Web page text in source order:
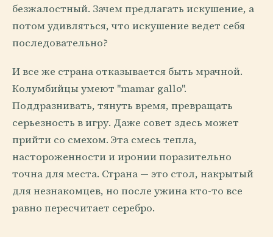
безжалостный. Зачем предлагать искушение, а
потом удивляться, что искушение ведет себя
последовательно?
И все же страна отказывается быть мрачной.
Колумбийцы умеют "mamar gallo".
Поддразнивать, тянуть время, превращать
серьезность в игру. Даже совет здесь может
прийти со смехом. Эта смесь тепла,
настороженности и иронии поразительно
точна для места. Страна — это стол, накрытый
для незнакомцев, но после ужина кто-то все
равно пересчитает серебро.